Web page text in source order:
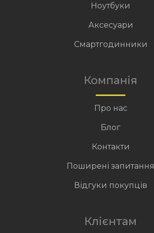
Ноутбуки
Аксесуари
Смартгодинники
Компанія
Про нас
Блог
Контакти
Поширені запитання
Відгуки покупців
Клієнтам